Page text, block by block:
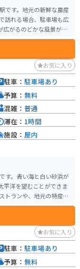
です。地元の新鮮な農産
広がるのどかな風景が広
地元で採れた野菜を使
お気に入り
す。青い海と白い砂浜が
平洋を望むことができま
やショッピングも楽しめ
ーが多く、休憩場所とし
できます。また、周辺に
ともできます。 名産
梅干しなどが有名で
駐車： 駐車場あり
予算： 無料
混雑： 普通
滞在： 1時間
施設： 屋内
お気に入り
駐車： 駐車場あり
予算： 無料